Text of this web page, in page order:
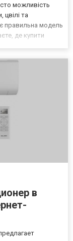
можливість
та
правильна модель
де купити
в